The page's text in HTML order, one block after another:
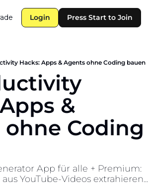
Login Press Start to Join
Hacks: Apps & Agents ohne Coding bauen
&
Coding
App für alle + Premium:
YouTube-Videos extrahieren...